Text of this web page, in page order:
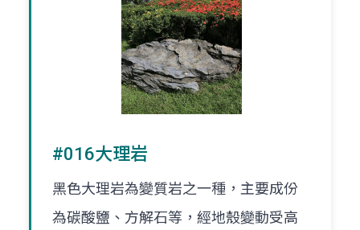
#016大理岩
黑色大理岩為變質岩之一種，主要成份
為碳酸鹽、方解石等，經地殼變動受高